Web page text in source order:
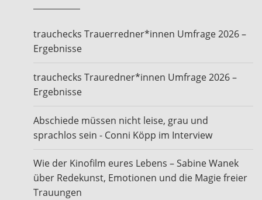
trauchecks Trauerredner*innen Umfrage 2026 –
Ergebnisse
trauchecks Trauredner*innen Umfrage 2026 –
Ergebnisse
Abschiede müssen nicht leise, grau und
sprachlos sein - Conni Köpp im Interview
Wie der Kinofilm eures Lebens – Sabine Wanek
über Redekunst, Emotionen und die Magie freier
Trauungen